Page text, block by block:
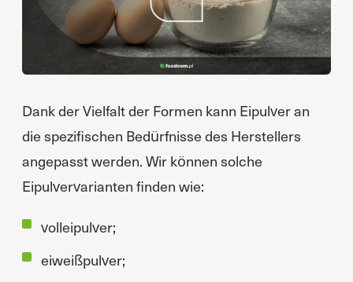
Dank der Vielfalt der Formen kann Eipulver an
die spezifischen Bedürfnisse des Herstellers
angepasst werden. Wir können solche
Eipulvervarianten finden wie:
volleipulver;
eiweißpulver;